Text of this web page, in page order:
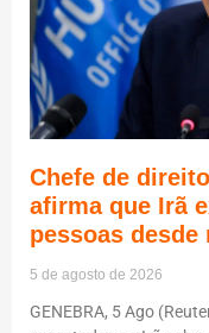
Chefe de
afirma que Irã
pessoas desde
5 de agosto de 2026
GENEBRA, 5 Ago